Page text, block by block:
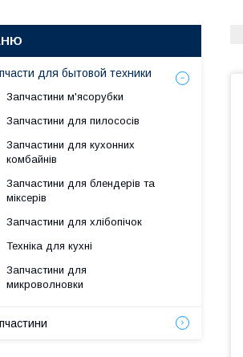
для бытовой техники
Запчастини м'ясорубки
Запчастини для пилососів
Запчастини для кухонних
комбайнів
Запчастини для блендерів та
міксерів
Запчастини для хлібопічок
Техніка для кухні
Запчастини для
микроволновки